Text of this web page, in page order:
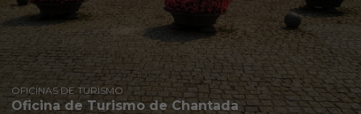
OFICINAS DE TURISMO
Oficina de Turismo de Chantada